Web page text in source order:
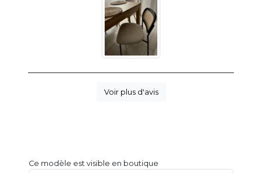
Voir plus d'avis
Ce modèle est visible en boutique